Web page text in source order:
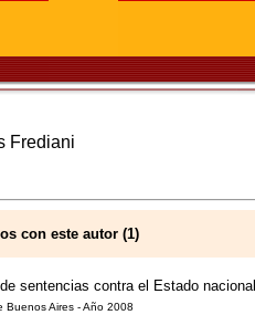
Frediani
con este autor (1)
sentencias contra el Estado nacional
Buenos Aires - Año 2008